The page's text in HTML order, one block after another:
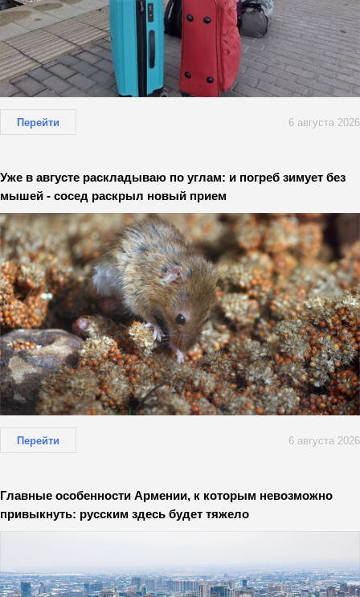
Перейти 6 августа 2026
Уже в августе раскладываю по углам: и погреб зимует без
мышей - сосед раскрыл новый прием
Перейти 6 августа 2026
Главные особенности Армении, к которым невозможно
привыкнуть: русским здесь будет тяжело